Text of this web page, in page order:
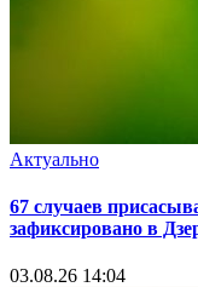
Актуально
67 случаев
зафиксировано в
03.08.26 14:04